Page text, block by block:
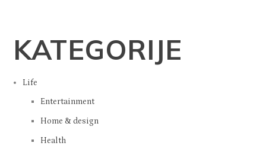
KATEGORIJE
Life
Entertainment
Home & design
Health